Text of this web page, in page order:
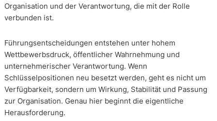
Organisation und der Verantwortung, die mit der Rolle
verbunden ist.
Führungsentscheidungen entstehen unter hohem
Wettbewerbsdruck, öffentlicher Wahrnehmung und
unternehmerischer Verantwortung. Wenn
Schlüsselpositionen neu besetzt werden, geht es nicht um
Verfügbarkeit, sondern um Wirkung, Stabilität und Passung
zur Organisation. Genau hier beginnt die eigentliche
Herausforderung.